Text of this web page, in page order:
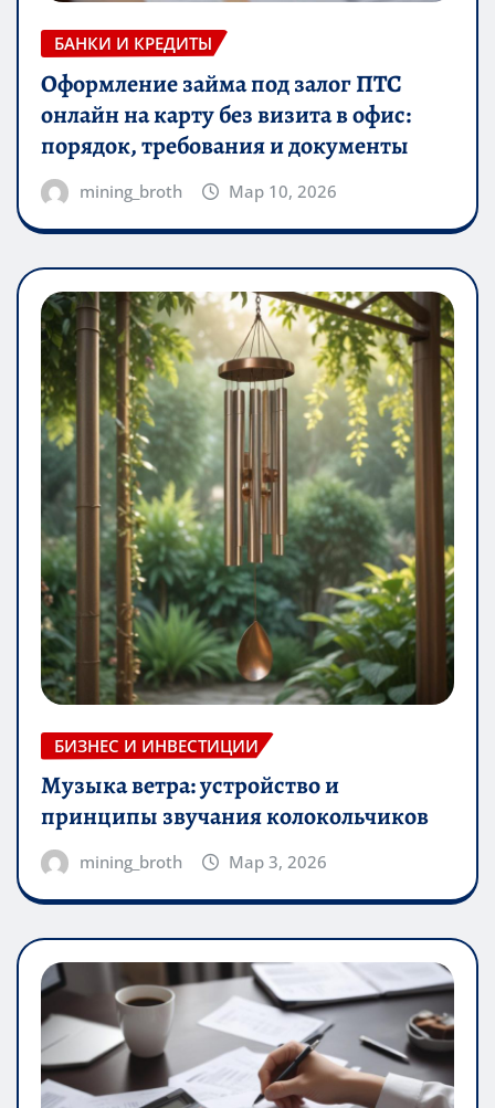
БАНКИ И КРЕДИТЫ
Оформление займа под залог ПТС
онлайн на карту без визита в офис:
порядок, требования и документы
mining_broth Мар 10, 2026
БИЗНЕС И ИНВЕСТИЦИИ
Музыка ветра: устройство и
принципы звучания колокольчиков
mining_broth Мар 3, 2026